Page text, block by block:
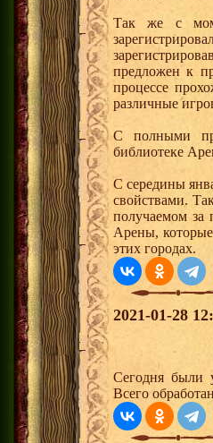
Так же с
предложен к
процессе
различные
С полными
библиотеке
С середины
свойствами.
получаемом за
Арены, которые
этих городах.
2021-01-28
Сегодня были
Всего